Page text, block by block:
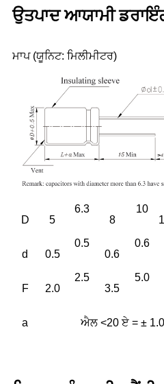
ਉਤਪਾਦ ਆਯਾਮੀ
ਮਾਪ (ਯੂਨਿਟ: ਮਿਲੀਮੀਟਰ)
D 5
6.3
8
10
d 0.5
0.5
0.6
0.6
F 2.0
2.5
3.5
5.0
a ਐਲ <20 ਏ = ±